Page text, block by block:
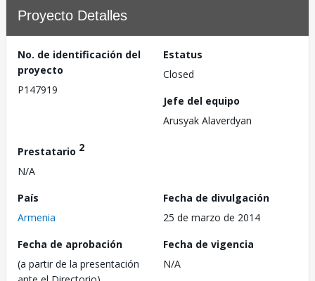
Proyecto Detalles
No. de identificación del
proyecto
P147919
Estatus
Closed
Jefe del equipo
Arusyak Alaverdyan
Prestatario 2
N/A
País
Armenia
Fecha de divulgación
25 de marzo de 2014
Fecha de aprobación
(a partir de la presentación
Fecha de vigencia
N/A